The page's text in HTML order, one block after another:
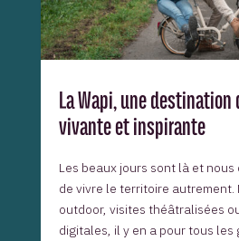
La Wapi, une
vivante et inspirante
Les beaux jours sont là et nous
de vivre le territoire autrement.
outdoor, visites théâtralisées
digitales, il y en a pour tous les